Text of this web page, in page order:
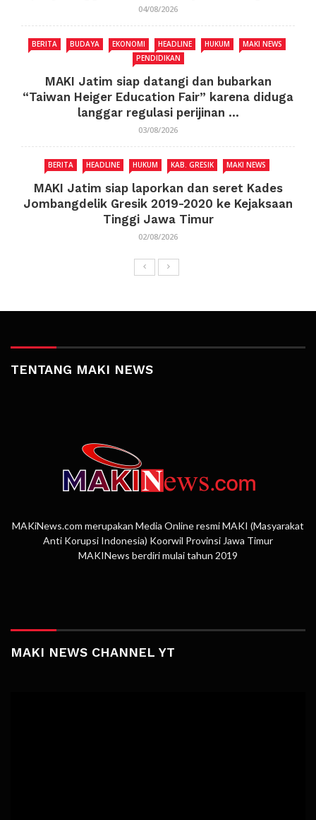
04/08/2026
BERITA BUDAYA EKONOMI HEADLINE HUKUM
MAKI NEWS
PENDIDIKAN
MAKI Jatim siap datangi dan bubarkan
“Taiwan Heiger Education Fair” karena diduga
langgar regulasi perijinan ...
03/08/2026
BERITA HEADLINE HUKUM KAB. GRESIK MAKI NEWS
MAKI Jatim siap laporkan dan seret Kades
Jombangdelik Gresik 2019-2020 ke Kejaksaan
Tinggi Jawa Timur
02/08/2026
TENTANG MAKI NEWS
MAKiNews.com merupakan Media Online resmi MAKI (Masyarakat
Anti Korupsi Indonesia) Koorwil Provinsi Jawa Timur
MAKINews berdiri mulai tahun 2019
MAKI NEWS CHANNEL YT